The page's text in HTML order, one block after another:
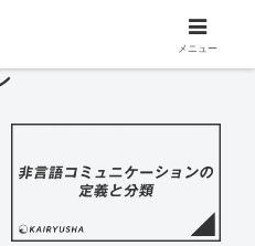
メニュー